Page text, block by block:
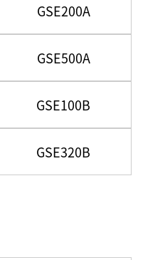
GSE200A
GSE500A
GSE100B
GSE320B